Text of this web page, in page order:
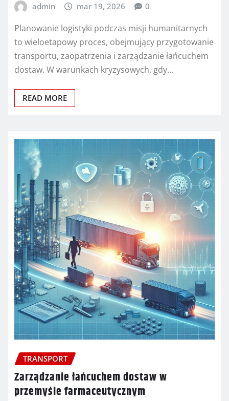
admin mar 19, 2026 0
Planowanie logistyki podczas misji humanitarnych
to wieloetapowy proces, obejmujący przygotowanie
transportu, zaopatrzenia i zarządzanie łańcuchem
dostaw. W warunkach kryzysowych, gdy…
READ MORE
TRANSPORT
Zarządzanie łańcuchem dostaw w
przemyśle farmaceutycznym